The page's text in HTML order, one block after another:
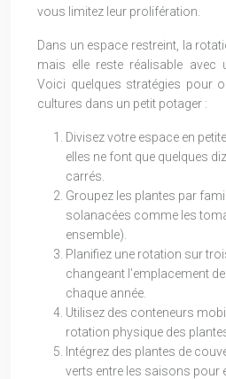
vous limitez leur prolifération.
Dans un espace restreint, la
mais elle reste réalisable avec
Voici quelques stratégies pour
cultures dans un petit potager :
Divisez votre espace en
elles ne font que quelques
carrés.
Groupez les plantes par
solanacées comme les
ensemble).
Planifiez une rotation sur
changeant l’emplacement
chaque année.
Utilisez des conteneurs
rotation physique des
Intégrez des plantes de
verts entre les saisons pour